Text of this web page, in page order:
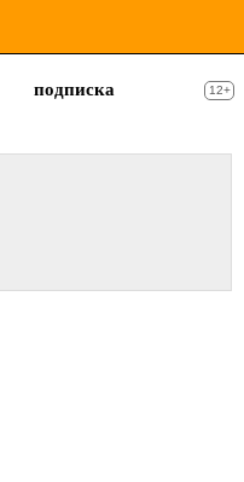
подписка
12+